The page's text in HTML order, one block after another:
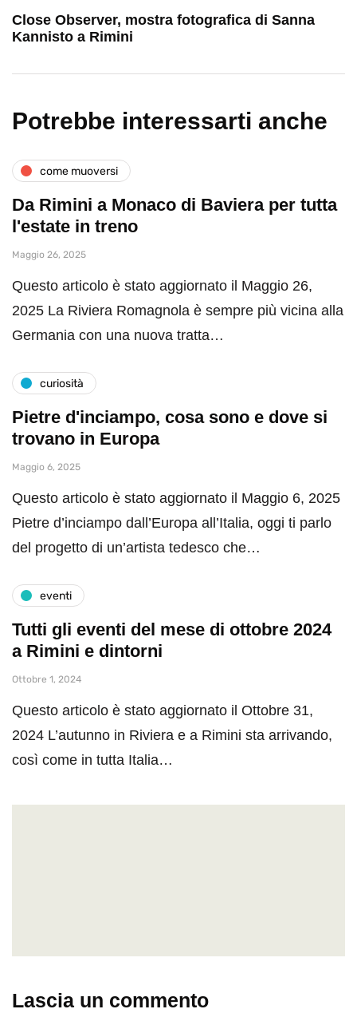
Close Observer, mostra fotografica di Sanna
Kannisto a Rimini
Potrebbe interessarti anche
come muoversi
Da Rimini a Monaco di Baviera per tutta
l'estate in treno
Maggio 26, 2025
Questo articolo è stato aggiornato il Maggio 26,
2025 La Riviera Romagnola è sempre più vicina alla
Germania con una nuova tratta…
curiosità
Pietre d'inciampo, cosa sono e dove si
trovano in Europa
Maggio 6, 2025
Questo articolo è stato aggiornato il Maggio 6, 2025
Pietre d’inciampo dall’Europa all’Italia, oggi ti parlo
del progetto di un’artista tedesco che…
eventi
Tutti gli eventi del mese di ottobre 2024
a Rimini e dintorni
Ottobre 1, 2024
Questo articolo è stato aggiornato il Ottobre 31,
2024 L’autunno in Riviera e a Rimini sta arrivando,
così come in tutta Italia…
Lascia un commento